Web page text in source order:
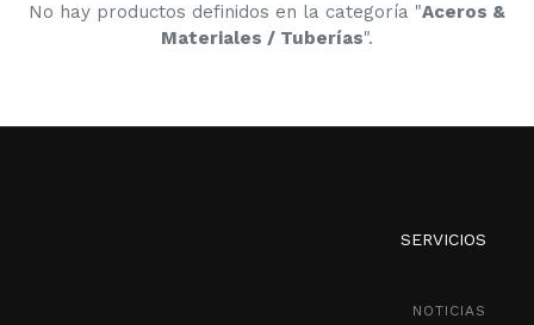
No hay productos definidos en la categoría "Aceros &
Materiales / Tuberías".
SERVICIOS
NOTICIAS